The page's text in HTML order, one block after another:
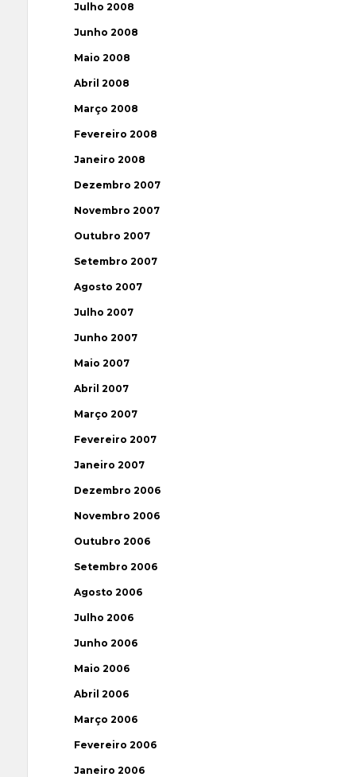
Julho 2008
Junho 2008
Maio 2008
Abril 2008
Março 2008
Fevereiro 2008
Janeiro 2008
Dezembro 2007
Novembro 2007
Outubro 2007
Setembro 2007
Agosto 2007
Julho 2007
Junho 2007
Maio 2007
Abril 2007
Março 2007
Fevereiro 2007
Janeiro 2007
Dezembro 2006
Novembro 2006
Outubro 2006
Setembro 2006
Agosto 2006
Julho 2006
Junho 2006
Maio 2006
Abril 2006
Março 2006
Fevereiro 2006
Janeiro 2006